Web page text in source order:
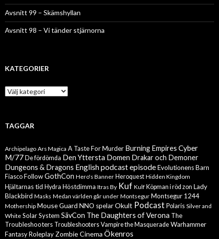
Avsnitt 99 – Skämshyllan
Avsnitt 98 – Vi tänder stjärnorna
KATEGORIER
Kategorier
TAGGAR
Archipelago Ars Magica A Taste For Murder Burning Empires Cyber
M/77 De fördömda Den Yttersta Domen Drakar och Demoner
Dungeons & Dragons English podcast episodeEvolutionens Barn
Fiasco FollowGothCon Hero's Banner Heroquest Hidden Kingdom
Hjältarnas tid Hydra Höstdimma Itras By Kuf Kulf Köpman i röd zon Lady
Blackbird Masks Medan världen går under Montsegur Montsegur 1244
Mothership Mouse Guard NNO spelarOkult Podcast Polaris Silver and
White Solar System SävCon The Daughters of Verona The
Troubleshooters Troubleshooters Vampire the Masquerade Warhammer
Fantasy Roleplay Zombie Cinema Ökenros